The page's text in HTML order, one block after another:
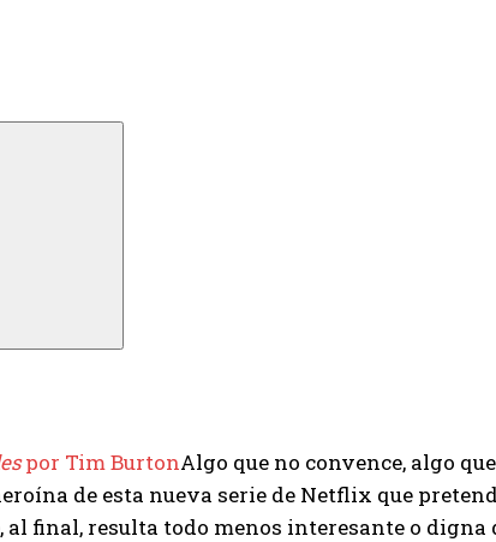
por Tim BurtonAlgo que no convence, algo
de esta nueva serie de Netflix que
al final, resulta todo menos interesante o